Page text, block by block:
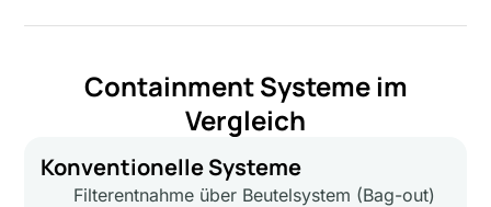
Containment Systeme im
Vergleich
Konventionelle Systeme
Filterentnahme über Beutelsystem (Bag-out)